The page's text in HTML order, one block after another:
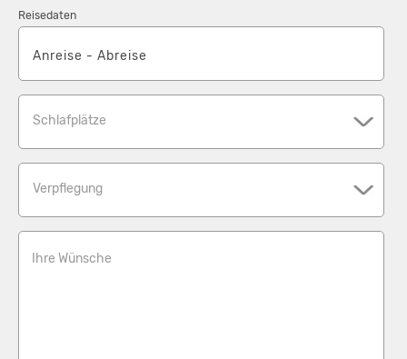
Einzelgästen gebucht werden.
Unsere tagesaktuellen Preise für Übernachtung und Verpflegung
sowie Rabatte findest du auf der Homepage der Jugendherberge
Garmisch-Partenkirchen in der Buchungsmaske. Klicke hierzu
den Button "Verfügbarkeit prüfen".
Schulklassen: Jede 11. Person frei bei mindestens 4
Übernachtungen mit Vollpension. Förderschulen erhalten
unabhängig von der Klassenstärke mindestens einen Freiplatz bei
4 Übernachtungen mit Vollpension.
Reisedaten
Schlafplätze
Verpflegung
Ihre Wünsche